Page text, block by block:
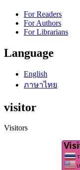
For Readers
For Authors
For Librarians
Language
English
ภาษาไทย
visitor
Visitors